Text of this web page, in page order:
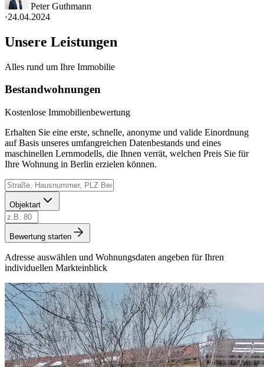
Peter Guthmann
·24.04.2024
Unsere Leistungen
Alles rund um Ihre Immobilie
Bestandwohnungen
Kostenlose Immobilienbewertung
Erhalten Sie eine erste, schnelle, anonyme und valide Einordnung
auf Basis unseres umfangreichen Datenbestands und eines
maschinellen Lernmodells, die Ihnen verrät, welchen Preis Sie für
Ihre Wohnung in Berlin erzielen können.
Objektart
Bewertung starten
Adresse auswählen und Wohnungsdaten angeben für Ihren
individuellen Markteinblick